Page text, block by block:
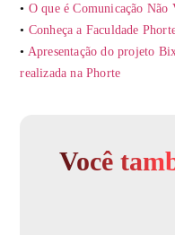
• O que é Comunicação
• Conheça a Faculdade
• Apresentação do projeto
realizada na Phorte
Você